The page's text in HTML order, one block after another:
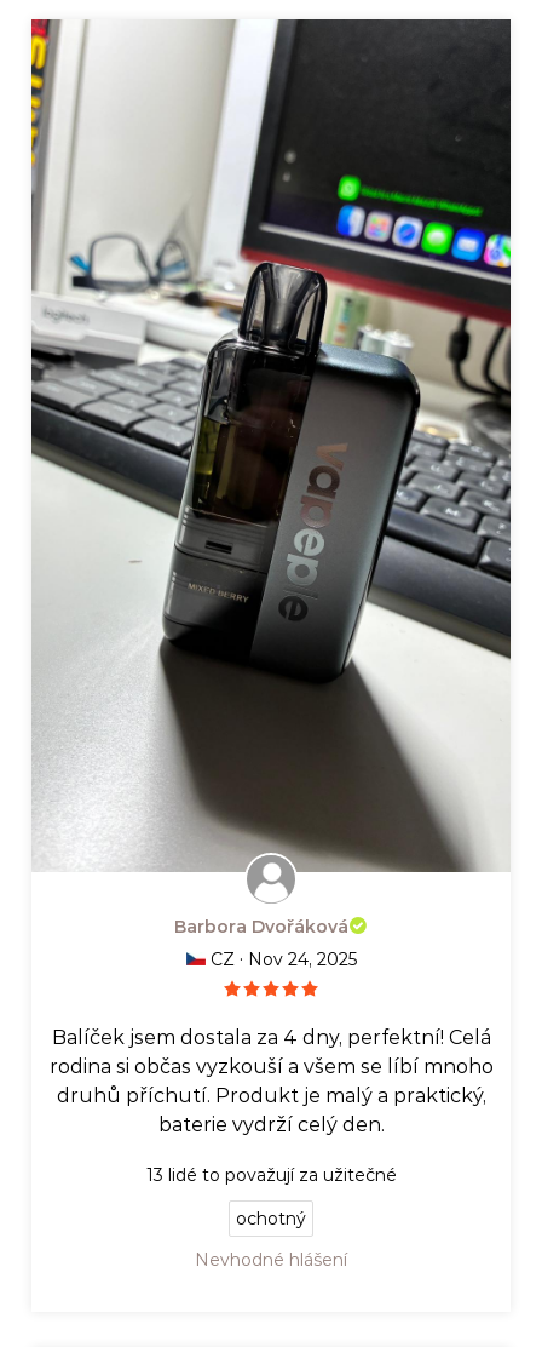
Barbora Dvořáková
CZ · Nov 24, 2025
Balíček jsem dostala za 4 dny, perfektní! Celá
rodina si občas vyzkouší a všem se líbí mnoho
druhů příchutí. Produkt je malý a praktický,
baterie vydrží celý den.
13 lidé to považují za užitečné
ochotný
Nevhodné hlášení